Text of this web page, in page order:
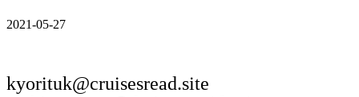
2021-05-27
kyorituk@cruisesread.site